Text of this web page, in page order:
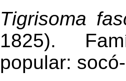
Tigrisoma
1825).
popular: